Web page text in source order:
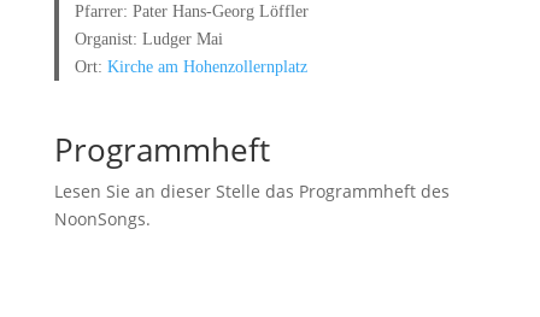
Pfarrer: Pater Hans-Georg Löffler
Organist: Ludger Mai
Ort:Kirche am Hohenzollernplatz
Programmheft
Lesen Sie an dieser Stelle das Programmheft des
NoonSongs.